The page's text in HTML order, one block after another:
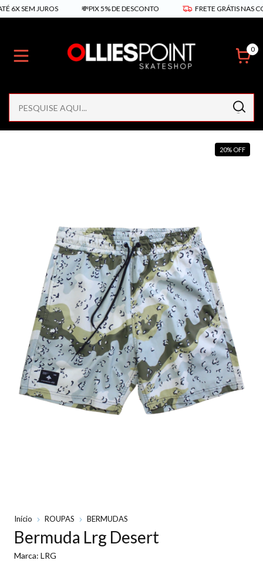
SEM JUROS 💸PIX 5% DE DESCONTO FRETE GRÁTIS NAS
0
20% OFF
Início ROUPAS BERMUDAS
Bermuda Lrg Desert
Marca: LRG